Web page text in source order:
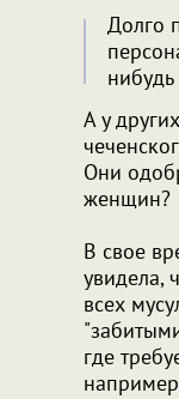
Долго
А у
Они
женщин?
В свое
увидела,
всех
где